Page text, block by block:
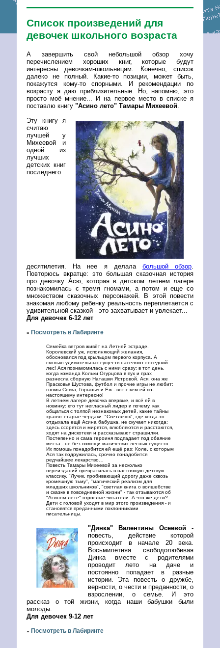
Список произведений для
девочек школьного возраста
А завершить свой небольшой обзор хочу
перечислением хороших книг, которые будут
интересны девочкам-школьницам. Конечно, список
далеко не полный. Какие-то позиции, может быть,
покажутся кому-то спорными. И рекомендации по
возрасту я даю приблизительные. Но, напомню, это
просто моё мнение... И на первое место в списке я
поставлю книгу "Асино лето" Тамары Михеевой
Эту книгу я
считаю
лучшей у
Михеевой и
одной из
лучших
детских книг
последнего
десятилетия. На нее я делала большой обзор
Повторюсь вкратце: это большая сказочная история
про девочку Асю, которая в детском летнем лагере
познакомилась с тремя гномами, а потом и еще со
множеством сказочных персонажей. В этой повести
знакомая любому ребенку реальность переплетается с
удивительной сказкой - это захватывает и увлекает...
Для девочек 6-12 лет
» Посмотреть в Лабиринте
Семейка ветров живёт на Летней эстраде.
Королевский уж, исполняющий желания,
обосновался под крыльцом первого корпуса. А
сколько удивительных существ населяют соседний
лес! Ася познакомилась с ними сразу: в тот день,
когда команда Кольки Огурцова в пух и прах
разнесла сборную Наташки Ястровой. Ася, она же
Прасковья Шустова, футбол и прочие игры не любит:
гномы Севка, Горыныч и Ёж - вот с кем ей по-
настоящему интересно!
В летнем лагере девочка впервые, и всё ей в
новинку: кто тут негласный лидер и почему, как
общаться с толпой незнакомых детей, какие тайны
хранят старые чердаки. "Светлячок", где когда-то
отдыхала ещё Асина бабушка, не скучает никогда:
здесь ссорятся и мирятся, влюбляются и расстаются,
ходят на дискотеки и рассказывают страшилки.
Постепенно и сама героиня подпадает под обаяние
места - не без помощи магических лесных существ.
Их помощь понадобится ей ещё раз: Коле, с которым
Ася так подружилась, срочно понадобится
редчайшее лекарство…
Повесть Тамары Михеевой за несколько
переизданий превратилась в настоящую детскую
классику. "Лучик, пробивающий дорогу даже сквозь
кромешную тьму", "магический реализм для
младших школьников", "светлая книга о волшебстве
и сказке в повседневной жизни" - так отзываются об
"Асином лете" взрослые читатели. А что же дети?
Дети с головой уходят в мир этого произведения - и
становятся преданными поклонниками
писательницы.
"Динка" Валентины Осеевой -
повесть, действие которой
происходит в начале 20 века.
Восьмилетняя свободолюбивая
Динка вместе с родителями
проводит лето на даче и
постоянно попадает в разные
истории. Эта повесть о дружбе,
верности, о чести и преданности, о
взрослении, о семье. И это
рассказ о той жизни, когда наши бабушки были
молоды.
Для девочек 9-12 лет
» Посмотреть в Лабиринте